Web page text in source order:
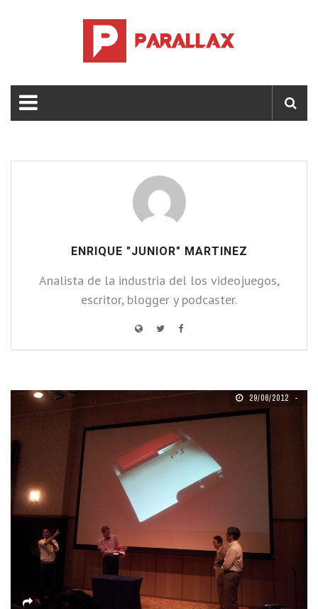
ENRIQUE "JUNIOR" MARTINEZ
Analista de la industria del los videojuegos,
escritor, blogger y podcaster.
29/06/2012